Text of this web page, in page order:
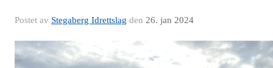
Postet av Stegaberg Idrettslag den 26. jan 2024